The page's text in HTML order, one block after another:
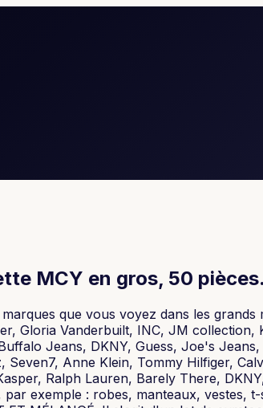
MCY en gros, 50 pièces.
que vous voyez dans les
Gloria Vanderbuilt, INC, JM
Jeans, DKNY, Guess, Joe's
Anne Klein, Tommy Hilfiger,
Ralph Lauren, Barely There,
exemple : robes, manteaux,